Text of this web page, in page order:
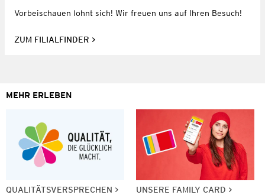
Vorbeischauen lohnt sich! Wir freuen uns auf Ihren Besuch!
ZUM FILIALFINDER
MEHR ERLEBEN
QUALITÄTSVERSPRECHEN UNSERE FAMILY CARD